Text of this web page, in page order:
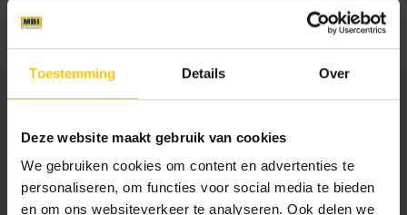
Toestemming Details Over
Deze website maakt gebruik van cookies
We gebruiken cookies om content en advertenties te
personaliseren, om functies voor social media te bieden
en om ons websiteverkeer te analyseren. Ook delen we
5 kg
Aantal per m2:
0 mm